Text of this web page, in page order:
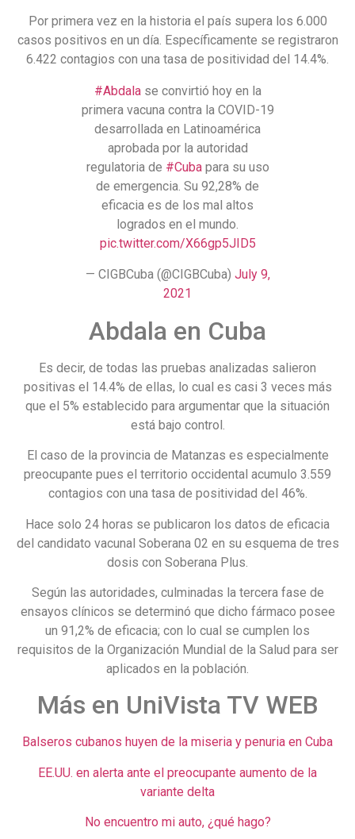
Por primera vez en la historia el país supera los 6.000
casos positivos en un día. Específicamente se registraron
6.422 contagios con una tasa de positividad del 14.4%.
#Abdalase convirtió hoy en la
primera vacuna contra la COVID-19
desarrollada en Latinoamérica
aprobada por la autoridad
regulatoria de #Cubapara su uso
de emergencia. Su 92,28% de
eficacia es de los mal altos
logrados en el mundo.
pic.twitter.com/X66gp5JID5
— CIGBCuba (@CIGBCuba) July 9,
2021
Abdala en Cuba
Es decir, de todas las pruebas analizadas salieron
positivas el 14.4% de ellas, lo cual es casi 3 veces más
que el 5% establecido para argumentar que la situación
está bajo control.
El caso de la provincia de Matanzas es especialmente
preocupante pues el territorio occidental acumulo 3.559
contagios con una tasa de positividad del 46%.
Hace solo 24 horas se publicaron los datos de eficacia
del candidato vacunal Soberana 02 en su esquema de tres
dosis con Soberana Plus.
Según las autoridades, culminadas la tercera fase de
ensayos clínicos se determinó que dicho fármaco posee
un 91,2% de eficacia; con lo cual se cumplen los
requisitos de la Organización Mundial de la Salud para ser
aplicados en la población.
Más en UniVista TV WEB
Balseros cubanos huyen de la miseria y penuria en Cuba
EE.UU. en alerta ante el preocupante aumento de la
variante delta
No encuentro mi auto, ¿qué hago?